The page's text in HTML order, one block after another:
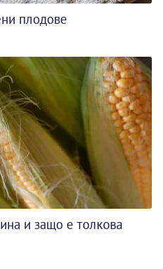
плодове
и защо е толкова